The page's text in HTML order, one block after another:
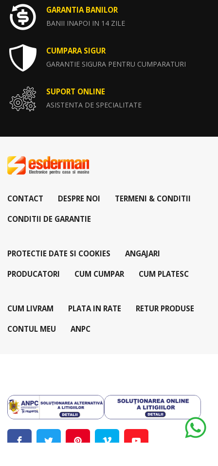
GARANTIA BANILOR
BANII INAPOI IN 14 ZILE
CUMPARA SIGUR
GARANTIE SIGURA PENTRU CUMPARATURI
SUPORT ONLINE
ASISTENTA DE SPECIALITATE
CONTACT DESPRE NOI TERMENI & CONDITII
CONDITII DE GARANTIE
PROTECTIE DATE SI COOKIES ANGAJARI
PRODUCATORI CUM CUMPAR CUM PLATESC
CUM LIVRAM PLATA IN RATE RETUR PRODUSE
CONTUL MEU ANPC